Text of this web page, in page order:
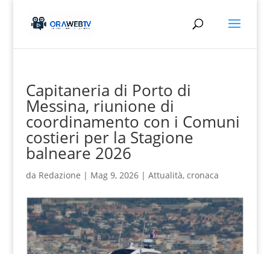
Capitaneria di Porto di
Messina, riunione di
coordinamento con i Comuni
costieri per la Stagione
balneare 2026
da Redazione | Mag 9, 2026| Attualità, cronaca